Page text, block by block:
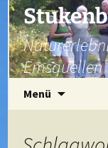
Zum
Inhalt
springen
Emsquellen
Menü